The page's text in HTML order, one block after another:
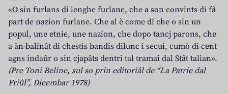
«O sin furlans di lenghe furlane, che a son convints di fâ
part de nazion furlane. Che al è come dî che o sin un
popul, une etnie, une nazion, che dopo tancj parons, che
a àn balinât di chestis bandis dilunc i secui, cumò di cent
agns indaûr o sin cjapâts dentri tal tramai dal Stât talian».
(Pre Toni Beline, sul so prin editoriâl de “La Patrie dal
Friûl”, Dicembar 1978)